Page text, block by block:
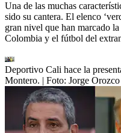
Una de las muchas
sido su cantera. El elenco
gran nivel que han marcado
Colombia y el fútbol del
Deportivo Cali hace la
Montero. | Foto: Jorge Orozco